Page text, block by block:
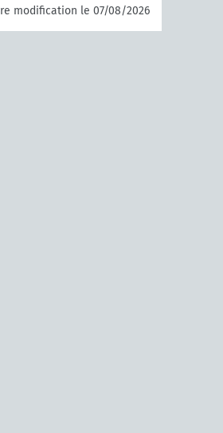
modification le 07/08/2026